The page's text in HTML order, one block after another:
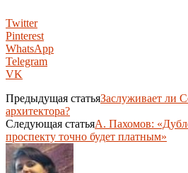
Twitter
Pinterest
WhatsApp
Telegram
VK
Предыдущая статьяЗаслуживает ли
архитектора?
Следующая статьяА. Пахомов:
проспекту точно будет платным»